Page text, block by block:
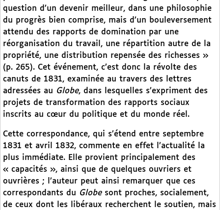
question d’un devenir meilleur, dans une philosophie
du progrès bien comprise, mais d’un bouleversement
attendu des rapports de domination par une
réorganisation du travail, une répartition autre de la
propriété, une distribution repensée des richesses »
(p. 265). Cet événement, c’est donc la révolte des
canuts de 1831, examinée au travers des lettres
adressées au Globe, dans lesquelles s’expriment des
projets de transformation des rapports sociaux
inscrits au cœur du politique et du monde réel.
Cette correspondance, qui s’étend entre septembre
1831 et avril 1832, commente en effet l’actualité la
plus immédiate. Elle provient principalement des
« capacités », ainsi que de quelques ouvriers et
ouvrières ; l’auteur peut ainsi remarquer que ces
correspondants du Globesont proches, socialement,
de ceux dont les libéraux recherchent le soutien, mais